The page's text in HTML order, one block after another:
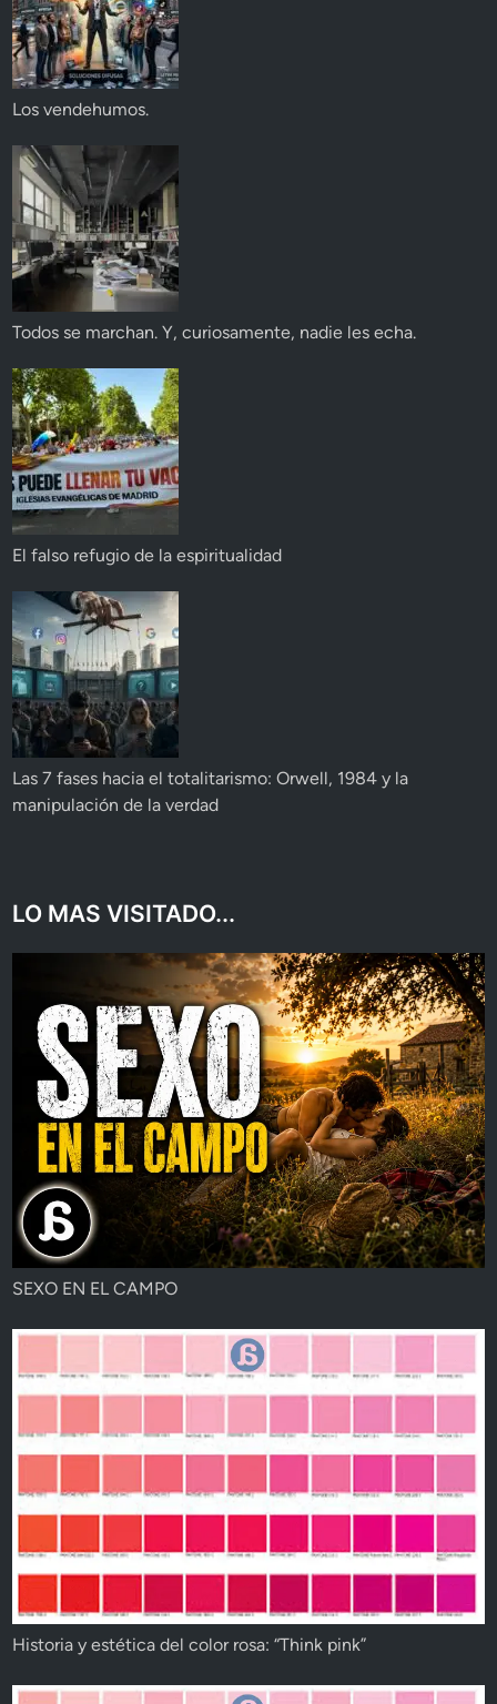
Los vendehumos.
Todos se marchan. Y, curiosamente, nadie les echa.
El falso refugio de la espiritualidad
Las 7 fases hacia el totalitarismo: Orwell, 1984 y la
manipulación de la verdad
LO MAS VISITADO...
SEXO EN EL CAMPO
Historia y estética del color rosa: “Think pink”